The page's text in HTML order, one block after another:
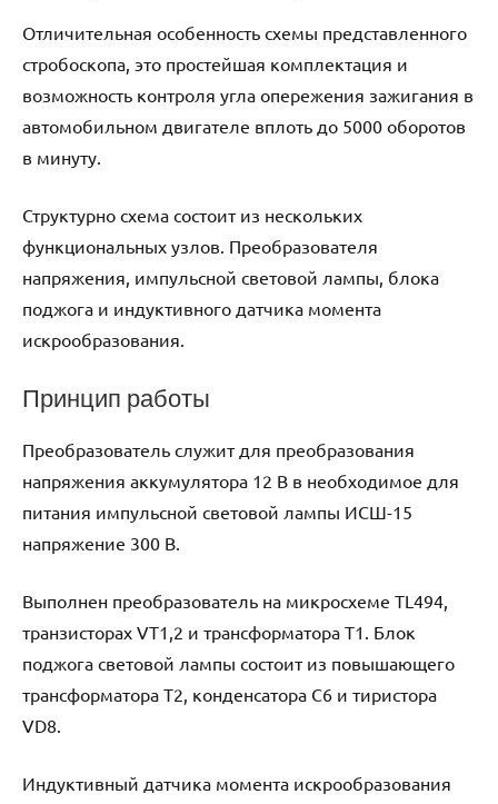
Отличительная особенность схемы представленного
стробоскопа, это простейшая комплектация и
возможность контроля угла опережения зажигания в
автомобильном двигателе вплоть до 5000 оборотов
в минуту.
Структурно схема состоит из нескольких
функциональных узлов. Преобразователя
напряжения, импульсной световой лампы, блока
поджога и индуктивного датчика момента
искрообразования.
Принцип работы
Преобразователь служит для преобразования
напряжения аккумулятора 12 В в необходимое для
питания импульсной световой лампы ИСШ-15
напряжение 300 В.
Выполнен преобразователь на микросхеме TL494,
транзисторах VT1,2 и трансформатора Т1. Блок
поджога световой лампы состоит из повышающего
трансформатора Т2, конденсатора С6 и тиристора
VD8.
Индуктивный датчика момента искрообразования